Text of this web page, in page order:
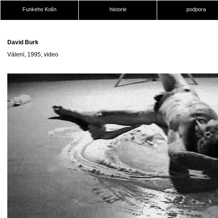
Funkeho Kolín historie podpora
David Burk
Válení, 1995, video